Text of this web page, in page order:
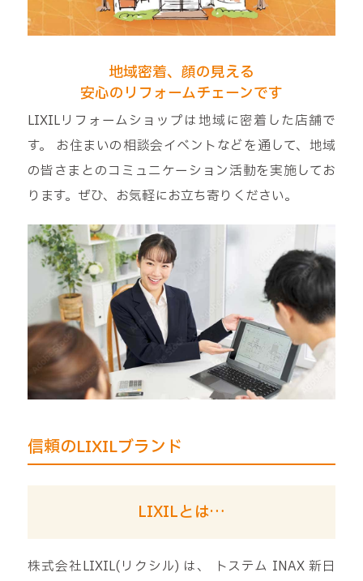
地域密着、顔の見える
安心のリフォームチェーンです
LIXILリフォームショップは地域に密着した店舗で
す。 お住まいの相談会イベントなどを通して、地域
の皆さまとのコミュニケーション活動を実施してお
ります。ぜひ、お気軽にお立ち寄りください。
信頼のLIXILブランド
LIXILとは…
株式会社LIXIL(リクシル) は、 トステム INAX 新日